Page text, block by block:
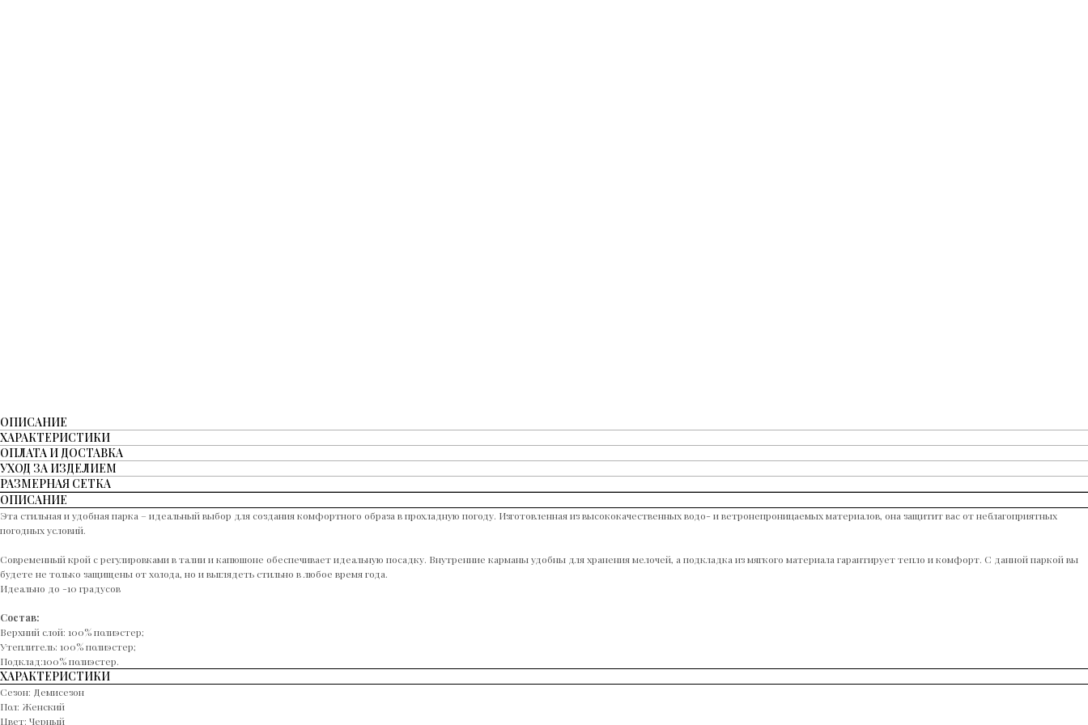
ОПИСАНИЕ
ХАРАКТЕРИСТИКИ
ОПЛАТА И ДОСТАВКА
УХОД ЗА ИЗДЕЛИЕМ
РАЗМЕРНАЯ СЕТКА
ОПИСАНИЕ
Эта стильная и удобная парка – идеальный выбор для создания комфортного образа в прохладную погоду. Изготовленная из высококачественных водо- и ветронепроницаемых материалов, она защитит вас от неблагоприятных
погодных условий.
Современный крой с регулировками в талии и капюшоне обеспечивает идеальную посадку. Внутренние карманы удобны для хранения мелочей, а подкладка из мягкого материала гарантирует тепло и комфорт. С данной паркой вы
будете не только защищены от холода, но и выглядеть стильно в любое время года.
Идеально до -10 градусов
Cостав:
Верхний слой: 100% полиэстер;
Утеплитель: 100% полиэстер;
Подклад:100% полиэстер.
ХАРАКТЕРИСТИКИ
Сезон: Демисезон
Пол: Женский
Цвет: Черный